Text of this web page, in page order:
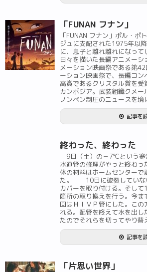
「FUNAN フナン」
「FUNAN フナン」ポル・ポ
ジュに支配された1975年以
に、息子と離れ離れになっ
日々を描いた長編アニメー
メーション映画祭である第
ーション映画祭で、長編コ
高賞であるクリスタル賞を
カンボジア。武装組織クメ
ノンペン制圧のニュースを境
記事を
終わった、終わった
9日（土）の－7℃という寒
水道管の修理がやっと終わっ
体の材料はホームセンターで
た。 10日に破裂していな
カバーを取り付ける。そし
箇所の取り換えを行う。今ま
回はＨＩＶＰ管にした。この
れる。配管を終えて水を出し
たのでそれらを切ってやり
記事を
「片思い世界」